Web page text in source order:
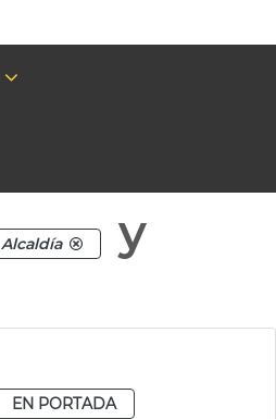
Alcaldía
y
EN PORTADA